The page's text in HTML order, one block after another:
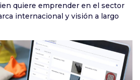
quiere emprender en el sector
internacional y visión a largo